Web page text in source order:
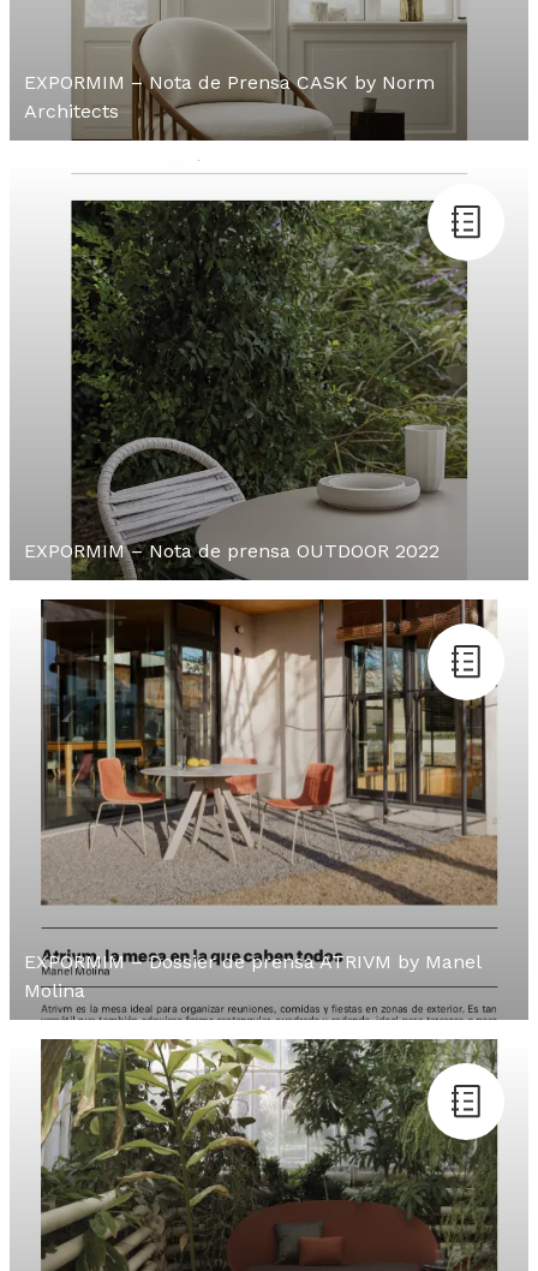
EXPORMIM – Nota de Prensa CASK by Norm
Architects
EXPORMIM – Nota de prensa OUTDOOR 2022
EXPORMIM – Dossier de prensa ATRIVM by Manel
Molina